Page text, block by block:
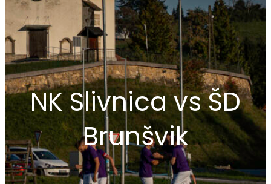
a
r
c
h
NK Slivnica vs ŠD
Brunšvik